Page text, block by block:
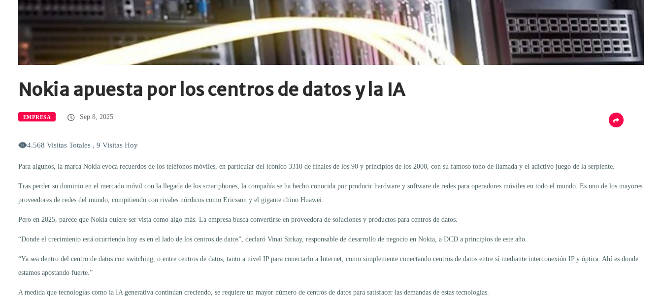
Nokia apuesta por los centros de datos y la IA
EMPRESA Sep 8, 2025
4.568 Visitas Totales , 9 Visitas Hoy
Para algunos, la marca Nokia evoca recuerdos de los teléfonos móviles, en particular del icónico 3310 de finales de los 90 y principios de los 2000, con su famoso tono de llamada y el adictivo juego de la serpiente.
Tras perder su dominio en el mercado móvil con la llegada de los smartphones, la compañía se ha hecho conocida por producir hardware y software de redes para operadores móviles en todo el mundo. Es uno de los mayores
proveedores de redes del mundo, compitiendo con rivales nórdicos como Ericsson y el gigante chino Huawei.
Pero en 2025, parece que Nokia quiere ser vista como algo más. La empresa busca convertirse en proveedora de soluciones y productos para centros de datos.
“Donde el crecimiento está ocurriendo hoy es en el lado de los centros de datos”, declaró Vinai Sirkay, responsable de desarrollo de negocio en Nokia, a DCD a principios de este año.
“Ya sea dentro del centro de datos con switching, o entre centros de datos, tanto a nivel IP para conectarlo a Internet, como simplemente conectando centros de datos entre sí mediante interconexión IP y óptica. Ahí es donde
estamos apostando fuerte.”
A medida que tecnologías como la IA generativa continúan creciendo, se requiere un mayor número de centros de datos para satisfacer las demandas de estas tecnologías.